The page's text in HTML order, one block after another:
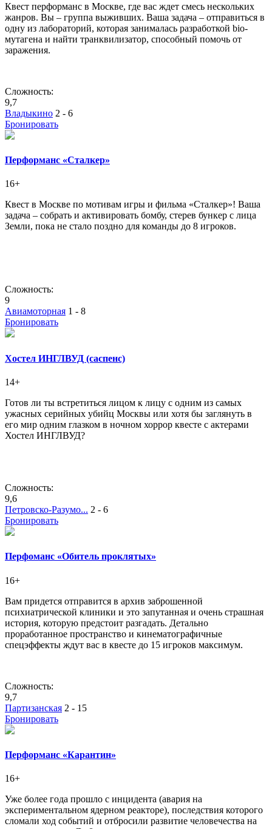
Квест перформанс в Москве, где вас ждет смесь нескольких
жанров. Вы – группа выживших. Ваша задача – отправиться в
одну из лабораторий, которая занималась разработкой bio-
мутагена и найти транквилизатор, способный помочь от
заражения.
Сложность:
9,7
Владыкино 2 - 6
Бронировать
Перформанс «Сталкер»
16+
Квест в Москве по мотивам игры и фильма «Сталкер»! Ваша
задача – собрать и активировать бомбу, стерев бункер с лица
Земли, пока не стало поздно для команды до 8 игроков.
Сложность:
9
Авиамоторная 1 - 8
Бронировать
Хостел ИНГЛВУД (саспенс)
14+
Готов ли ты встретиться лицом к лицу с одним из самых
ужасных серийных убийц Москвы или хотя бы заглянуть в
его мир одним глазком в ночном хоррор квесте с актерами
Хостел ИНГЛВУД?
Сложность:
9,6
Петровско-Разумо... 2 - 6
Бронировать
Перфоманс «Обитель проклятых»
16+
Вам придется отправится в архив заброшенной
психиатрической клиники и это запутанная и очень страшная
история, которую предстоит разгадать. Детально
проработанное пространство и кинематографичные
спецэффекты ждут вас в квесте до 15 игроков максимум.
Сложность:
9,7
Партизанская 2 - 15
Бронировать
Перформанс «Карантин»
16+
Уже более года прошло с инцидента (авария на
экспериментальном ядерном реакторе), последствия которого
сломали ход событий и отбросили развитие человечества на